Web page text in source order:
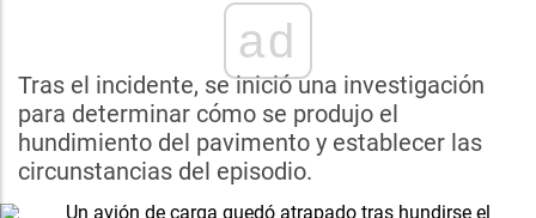
ad
Tras el incidente, se inició una investigación
para determinar cómo se produjo el
hundimiento del pavimento y establecer las
circunstancias del episodio.